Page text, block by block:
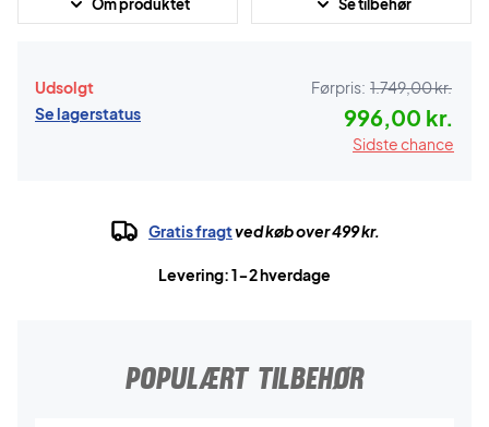
Om produktet Se tilbehør
Udsolgt
Se lagerstatus
Førpris: 1.749,00 kr.
996,00 kr.
Sidste chance
Gratis fragtved køb over 499 kr.
Levering: 1-2 hverdage
POPULÆRT TILBEHØR